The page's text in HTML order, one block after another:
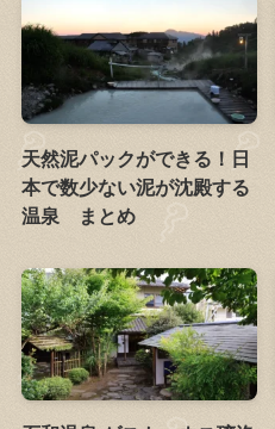
天然泥パックができる！日
本で数少ない泥が沈殿する
温泉 まとめ